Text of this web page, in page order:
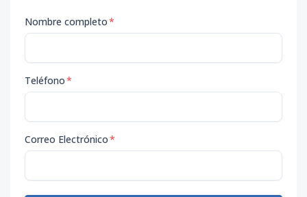
Nombre completo*
Teléfono*
Correo Electrónico*